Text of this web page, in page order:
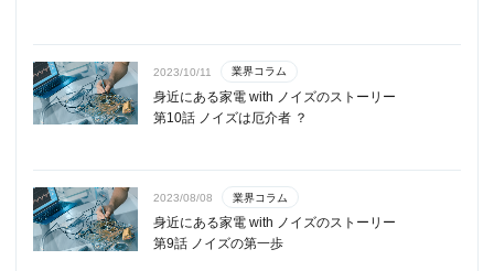
2023/10/11 業界コラム
身近にある家電 with ノイズのストーリー
第10話 ノイズは厄介者 ？
2023/08/08 業界コラム
身近にある家電 with ノイズのストーリー
第9話 ノイズの第一歩